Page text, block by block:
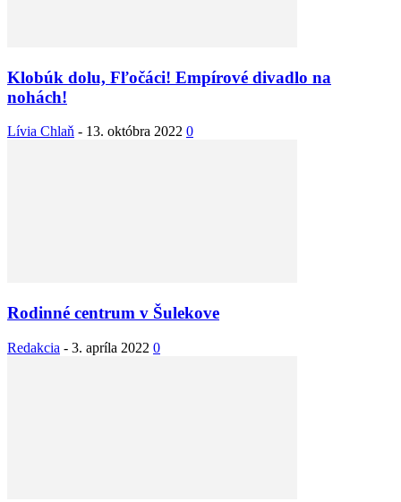
Klobúk dolu, Fľočáci! Empírové divadlo na
nohách!
Lívia Chlaň - 13. októbra 2022 0
Rodinné centrum v Šulekove
Redakcia - 3. apríla 2022 0